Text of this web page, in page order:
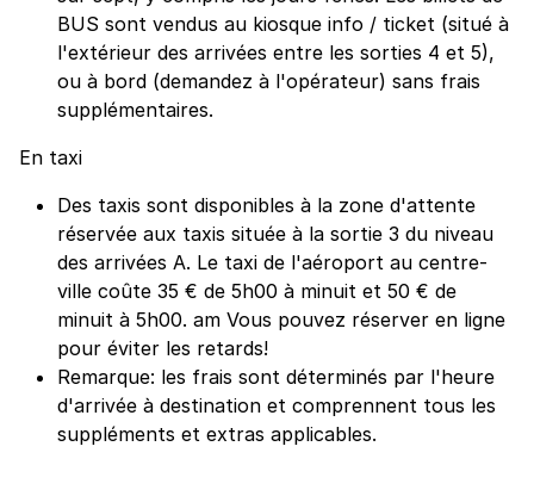
BUS sont vendus au kiosque info / ticket (situé à
l'extérieur des arrivées entre les sorties 4 et 5),
ou à bord (demandez à l'opérateur) sans frais
supplémentaires.
En taxi
Des taxis sont disponibles à la zone d'attente
réservée aux taxis située à la sortie 3 du niveau
des arrivées A. Le taxi de l'aéroport au centre-
ville coûte 35 € de 5h00 à minuit et 50 € de
minuit à 5h00. am Vous pouvez réserver en ligne
pour éviter les retards!
Remarque: les frais sont déterminés par l'heure
d'arrivée à destination et comprennent tous les
suppléments et extras applicables.